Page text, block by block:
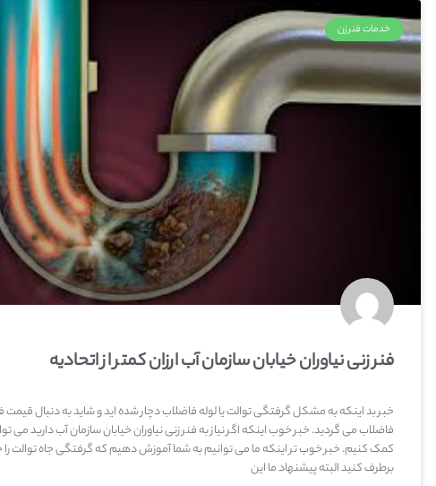
خدمات فنرزن
فنر زنی نیاوران خیابان سازمان آب ارزان کمتر از اتحادیه
خبر بد اینکه به مشکل گرفتگی توالت یا لوله فاضلاب دچار شده اید و شاید به دنبال قیمت
فاضلاب می گردید. خبر خوب اینکه اگر نیاز به فنر زنی نیاوران خیابان سازمان آب دارید می
کمک کنیم. خبر خوب تر اینکه ما می توانیم به شما آموزش دهیم که گرفتگی جاه توالت را
برطرف کنید البته پیشنهاد ما این